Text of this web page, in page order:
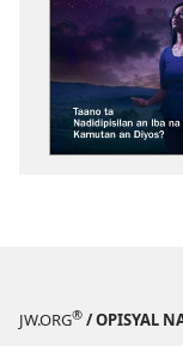
JW.ORG® / OPISYAL